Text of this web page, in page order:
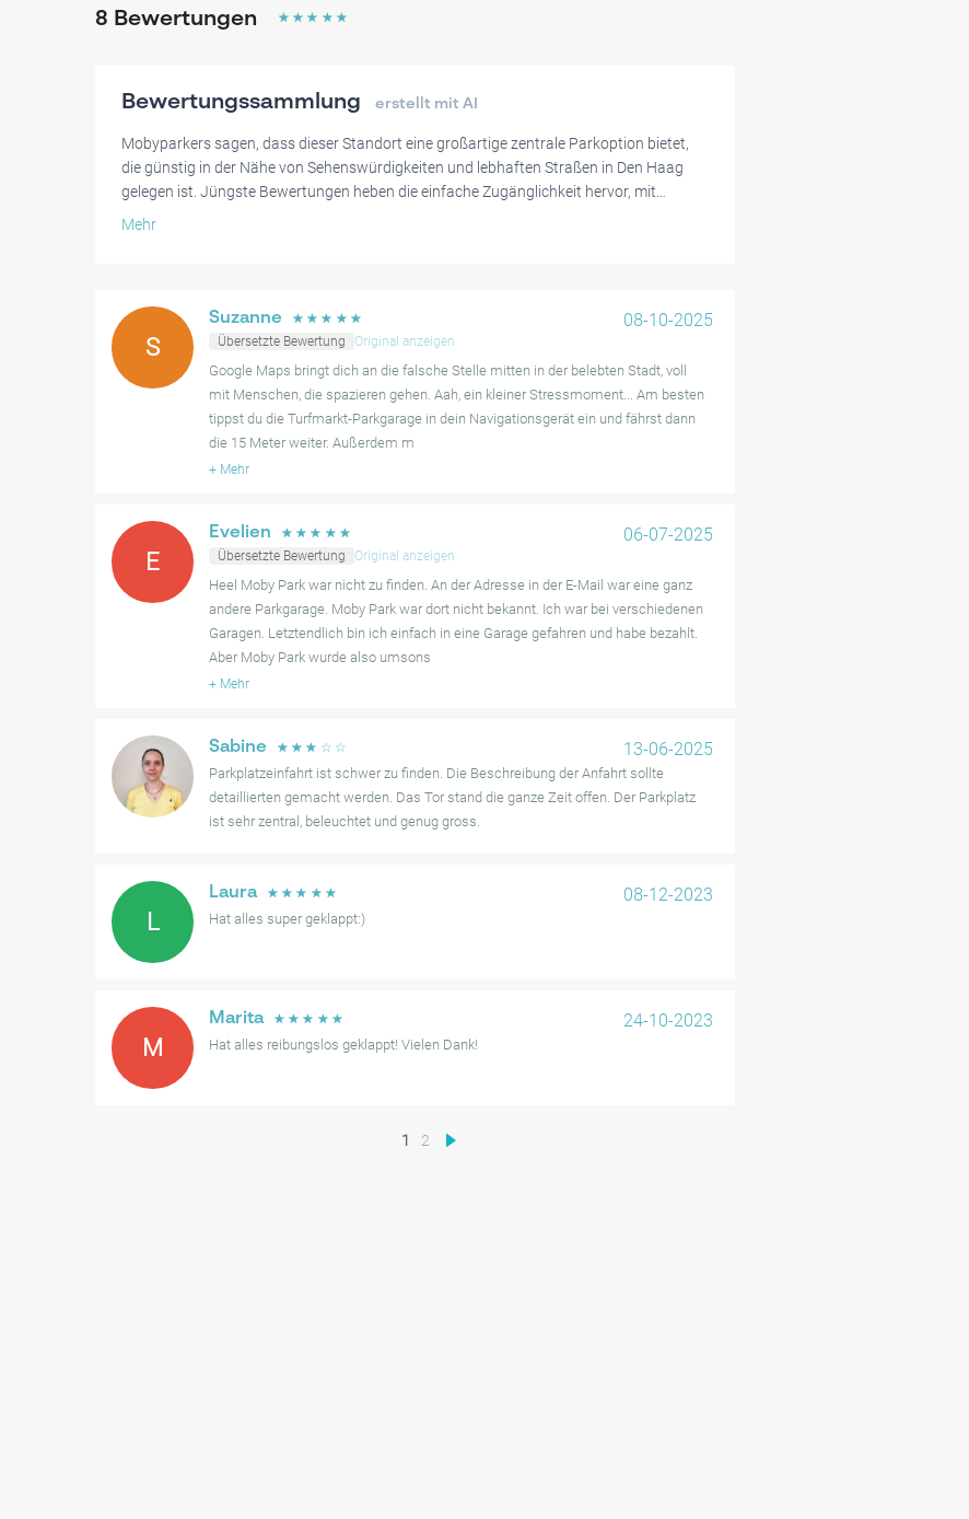
8 Bewertungen ☆ ☆ ☆ ☆ ☆
Bewertungssammlung erstellt mit AI
Mobyparkers sagen, dass dieser Standort eine großartige zentrale Parkoption bietet,
die günstig in der Nähe von Sehenswürdigkeiten und lebhaften Straßen in Den Haag
gelegen ist. Jüngste Bewertungen heben die einfache Zugänglichkeit hervor, mit
Funktionen wie Kennzeichenerkennung, die den Eintritt einfach und stressfrei macht.
Allerdings haben einige Nutzer erwähnt, dass es schwierig sein kann, den Parkeingang
zu finden, mit Vorschlägen für klarere Wegbeschreibungen. Darüber hinaus gab es
einige Fälle, in denen der Parkplatz schwer zu erkennen war, was zu Verwirrung unter
den Fahrern führte. Trotz dieser gelegentlichen Schwierigkeiten vermitteln die meisten
Bewertungen Zufriedenheit mit dem Service und der allgemeinen
Benutzerfreundlichkeit der Einrichtung, was sie zu einer praktikablen Wahl für
Mehr
S
Suzanne ☆ ☆ ☆ ☆ ☆
Übersetzte Bewertung
Original anzeigen
Google Maps bringt dich an die falsche Stelle mitten in der belebten Stadt, voll
mit Menschen, die spazieren gehen. Aah, ein kleiner Stressmoment... Am besten
tippst du die Turfmarkt-Parkgarage in dein Navigationsgerät ein und fährst dann
die 15 Meter weiter. Außerdem m
+ Mehr
08-10-2025
E
Evelien ☆ ☆ ☆ ☆ ☆
Übersetzte Bewertung
Original anzeigen
Heel Moby Park war nicht zu finden. An der Adresse in der E-Mail war eine ganz
andere Parkgarage. Moby Park war dort nicht bekannt. Ich war bei verschiedenen
Garagen. Letztendlich bin ich einfach in eine Garage gefahren und habe bezahlt.
Aber Moby Park wurde also umsons
+ Mehr
06-07-2025
Sabine ☆ ☆ ☆ ☆ ☆
Parkplatzeinfahrt ist schwer zu finden. Die Beschreibung der Anfahrt sollte
detaillierten gemacht werden. Das Tor stand die ganze Zeit offen. Der Parkplatz
ist sehr zentral, beleuchtet und genug gross.
13-06-2025
L
Laura ☆ ☆ ☆ ☆ ☆
Hat alles super geklappt:)
08-12-2023
M
Marita ☆ ☆ ☆ ☆ ☆
Hat alles reibungslos geklappt! Vielen Dank!
24-10-2023
1 2